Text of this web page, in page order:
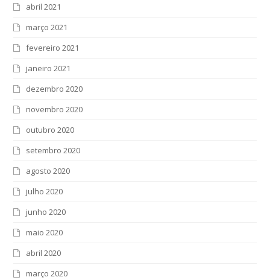
abril 2021
março 2021
fevereiro 2021
janeiro 2021
dezembro 2020
novembro 2020
outubro 2020
setembro 2020
agosto 2020
julho 2020
junho 2020
maio 2020
abril 2020
março 2020